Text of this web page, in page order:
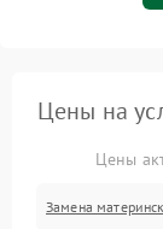
Цены на
Цены
Замена